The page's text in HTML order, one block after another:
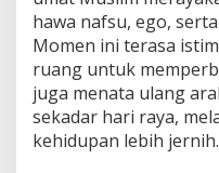
hawa nafsu, ego,
Momen ini terasa
ruang untuk
juga menata ulang
sekadar hari raya,
kehidupan lebih jernih.